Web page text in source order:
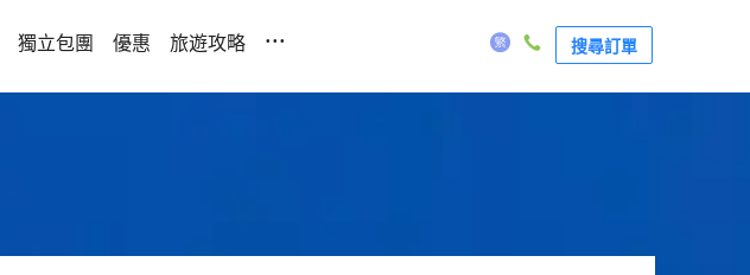
獨立包團 優惠 旅遊攻略 ... 搜尋訂單